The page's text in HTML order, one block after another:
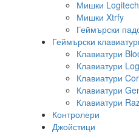
Мишки Logitech
Мишки Xtrfy
Геймърски
Геймърски
Клавиатури
Клавиатури
Клавиатури
Клавиатури
Клавиатури
Контролери
Джойстици